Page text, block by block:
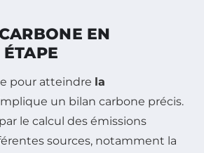
EN
pour atteindre la
un bilan carbone précis.
le calcul des émissions
sources, notamment la